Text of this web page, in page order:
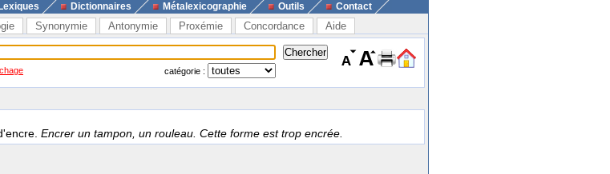
Lexiques Dictionnaires Métalexicographie Outils Contact
Synonymie Antonymie Proxémie Concordance Aide
catégorie :
Encrer un tampon, un rouleau. Cette forme est trop encrée.